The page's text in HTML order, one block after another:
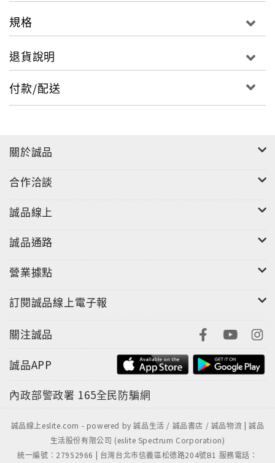
或者，像讓自己像一本筆記，用力的聽、靜靜的寫滿別
人的故事？
旅行有多魯蛇或遭遇有多震撼，書裡有的這裡不再贅
述。所有的意義都是事件發生才慢慢成形，讓我們把時
間快轉到旅行之後。作者施權峰說：「當時也不知道自
束，他的生活並沒有變得更順遂，可是他居然變得可以
有了影像裝置展；因為展覽，他開始有了各種創作機
了。然而這些都微不足道，因為他認為更重要的，是把
那些改變他的故事記錄下來，用更好的方式散播出去，
所以有了這本書。
故事會引來故事，故事也會照亮故事。無論你剛畢業一
片茫然只想逃出國打工遊學，或是工作不順換跑道之前
想來一場放逐流浪，施權峰並不能給你甚麼方向感，也
完全不能充當旅遊書，但這樣迷路在人生裡的故事，會
可是一輩子都會拿來說嘴說不停。
這是為什麼施權峰在書裡引用小說家赫拉巴爾的句子：
規格
退貨說明
付款/配送
關於誠品
合作洽談
誠品線上
誠品通路
營業據點
訂閱誠品線上電子報
關注誠品
誠品APP
內政部警政署 165全民防騙網
誠品線上eslite.com - powered by 誠品生活 / 誠品書店 / 誠品物流 | 誠品
生活股份有限公司 (eslite Spectrum Corporation)
統一編號：27952966 | 台灣台北市信義區松德路204號B1 服務電話：